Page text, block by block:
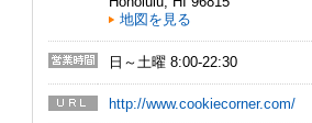
地図を見る
間
日～土曜 8:00-22:30
http://www.cookiecorner.com/